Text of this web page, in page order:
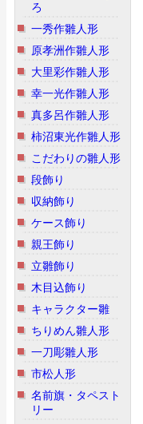
ろ
一秀作雛人形
原孝洲作雛人形
大里彩作雛人形
幸一光作雛人形
真多呂作雛人形
柿沼東光作雛人形
こだわりの雛人形
段飾り
収納飾り
ケース飾り
親王飾り
立雛飾り
木目込飾り
キャラクター雛
ちりめん雛人形
一刀彫雛人形
市松人形
名前旗・タペスト
リー